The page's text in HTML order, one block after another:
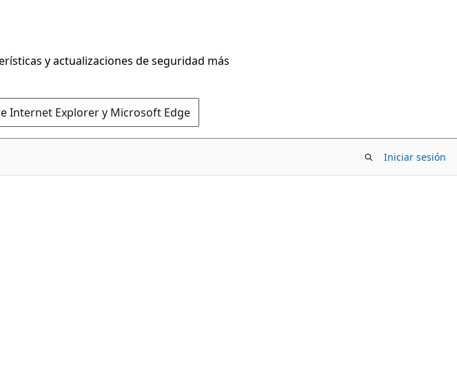
y actualizaciones de seguridad más
Internet Explorer y Microsoft Edge
Iniciar sesión